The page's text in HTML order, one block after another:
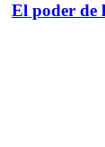
El poder de